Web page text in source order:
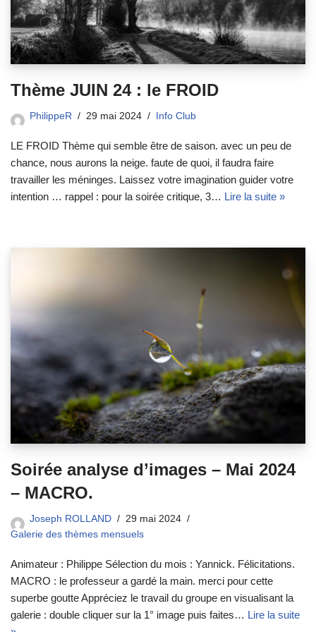
Thème JUIN 24 : le FROID
PhilippeR 29 mai 2024 Info Club
LE FROID Thème qui semble être de saison. avec un peu de
chance, nous aurons la neige. faute de quoi, il faudra faire
travailler les méninges. Laissez votre imagination guider votre
intention … rappel : pour la soirée critique, 3… Lire la suite »
Soirée analyse d’images – Mai 2024
– MACRO.
Joseph ROLLAND
29 mai 2024
Galerie des thèmes mensuels
Animateur : Philippe Sélection du mois : Yannick. Félicitations.
MACRO : le professeur a gardé la main. merci pour cette
superbe goutte Appréciez le travail du groupe en visualisant la
galerie : double cliquer sur la 1° image puis faites… Lire la suite